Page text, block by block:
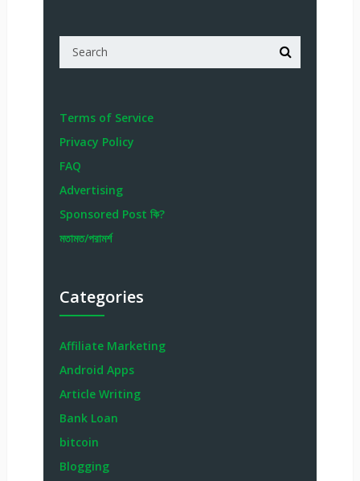
Terms of Service
Privacy Policy
FAQ
Advertising
Sponsored Post কি?
মতামত/পরামর্শ
Categories
Affiliate Marketing
Android Apps
Article Writing
Bank Loan
bitcoin
Blogging